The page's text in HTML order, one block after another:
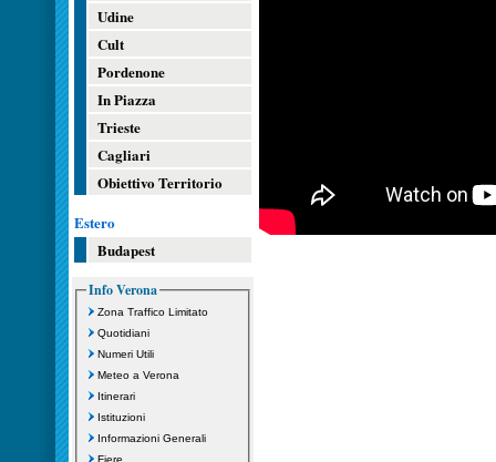
Udine
Cult
Pordenone
In Piazza
Trieste
Cagliari
Obiettivo Territorio
Estero
Budapest
Info Verona
Zona Traffico Limitato
Quotidiani
Numeri Utili
Meteo a Verona
Itinerari
Istituzioni
Informazioni Generali
Fiere